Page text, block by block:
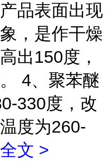
品表面出现
，是作干燥
出150度，
4、聚苯醚
330度，改
度为260-
文 >